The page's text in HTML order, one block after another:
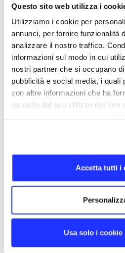
Questo sito web utilizza i
Utilizziamo i cookie per
annunci, per fornire funzionalità
analizzare il nostro traffico.
informazioni sul modo in cui
nostri partner che si occupano
pubblicità e social media, i quali
con altre informazioni che ha
raccolto dal suo utilizzo dei loro
Accetta tutti i
Usa solo i cookie
Online-Ausbildungskurse. Dank der
und auch stundenlang angenehm
Kopfbügel ist einstellbar und auch
Mikrofons ist flexibel, um den
geführt wird, kann das Mikrofon
werden. Die Kopfhörer verfügen
Lautsprecher mit 100 dB sowie
38 dB und Geräuschminderung.
befindet sich am 1,5-Meter-langen
Klinkenstecker und seine
Siebdruck-Logo in bis zu zwei
innerhalb von 24/48 Stunden
DETAILS
MATERIALIEN